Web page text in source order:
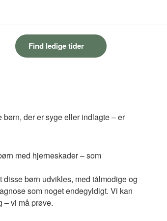
Find ledige tider
der er syge eller indlagte – er
med hjerneskader – som
børn udvikles, med tålmodige og
som noget endegyldigt. Vi kan
– vi må prøve.